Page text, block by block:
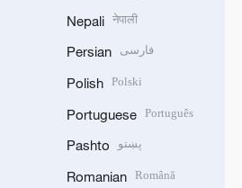
Nepali नेपाली
Persian فارسی
Polish Polski
Portuguese Português
Pashto پښتو
Romanian Română